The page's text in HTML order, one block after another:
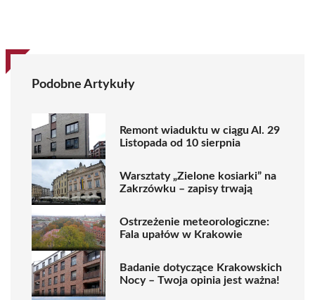
Podobne Artykuły
Remont wiaduktu w ciągu Al. 29
Listopada od 10 sierpnia
Warsztaty „Zielone kosiarki” na
Zakrzówku – zapisy trwają
Ostrzeżenie meteorologiczne:
Fala upałów w Krakowie
Badanie dotyczące Krakowskich
Nocy – Twoja opinia jest ważna!